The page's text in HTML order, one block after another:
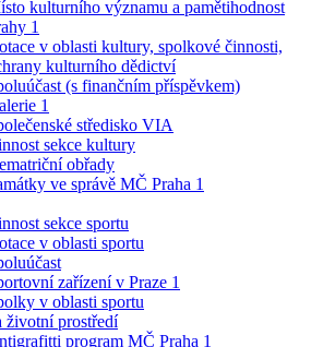
kulturního významu a pamětihodnost
1
v oblasti kultury, spolkové činnosti,
kulturního dědictví
(s finančním příspěvkem)
1
středisko VIA
sekce kultury
obřady
ve správě MČ Praha 1
sekce sportu
v oblasti sportu
zařízení v Praze 1
v oblasti sportu
životní prostředí
program MČ Praha 1